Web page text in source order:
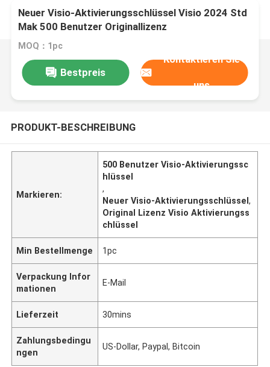
Neuer Visio-Aktivierungsschlüssel Visio 2024 Std
Mak 500 Benutzer Originallizenz
MOQ：1pc
Bestpreis
Kontaktieren Sie
uns
PRODUKT-BESCHREIBUNG
Markieren:
500 Benutzer Visio-Aktivierungssc
hlüssel
,
Neuer Visio-Aktivierungsschlüssel,
Original Lizenz Visio Aktivierungss
chlüssel
Min Bestellmenge 1pc
Verpackung Infor
mationen
E-Mail
Lieferzeit 30mins
Zahlungsbedingu
ngen
US-Dollar, Paypal, Bitcoin